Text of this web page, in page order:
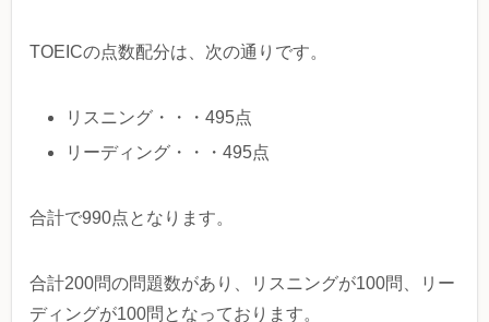
TOEICの点数配分は、次の通りです。
リスニング・・・495点
リーディング・・・495点
合計で990点となります。
合計200問の問題数があり、リスニングが100問、リー
ディングが100問となっております。